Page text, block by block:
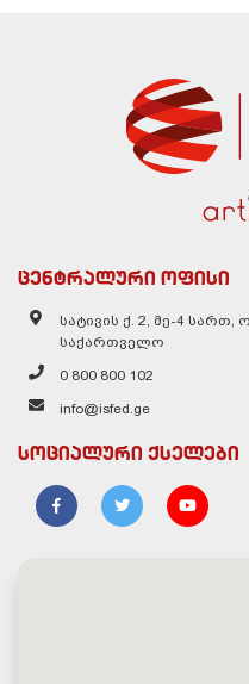
ცენტრალური ოფისი
სატივის ქ. 2, მე-4 სართ,
საქართველო
0 800 800 102
info@isfed.ge
სოციალური ქსელები